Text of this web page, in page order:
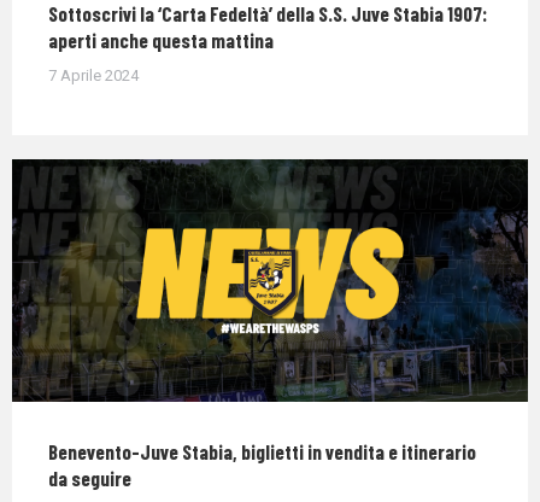
Sottoscrivi la ‘Carta Fedeltà’ della S.S. Juve Stabia 1907:
aperti anche questa mattina
7 Aprile 2024
Benevento-Juve Stabia, biglietti in vendita e itinerario
da seguire